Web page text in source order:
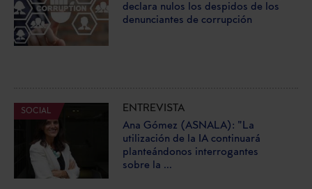
declara nulos los despidos de los
denunciantes de corrupción
SOCIAL
ENTREVISTA
Ana Gómez (ASNALA): "La
utilización de la IA continuará
planteándonos interrogantes
sobre la ...